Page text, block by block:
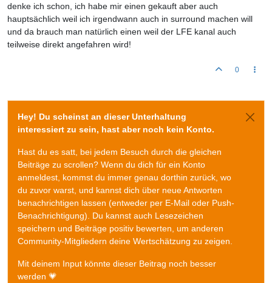
denke ich schon, ich habe mir einen gekauft aber auch
hauptsächlich weil ich irgendwann auch in surround machen will
und da brauch man natürlich einen weil der LFE kanal auch
teilweise direkt angefahren wird!
0
Hey! Du scheinst an dieser Unterhaltung
interessiert zu sein, hast aber noch kein Konto.
Hast du es satt, bei jedem Besuch durch die gleichen
Beiträge zu scrollen? Wenn du dich für ein Konto
anmeldest, kommst du immer genau dorthin zurück, wo
du zuvor warst, und kannst dich über neue Antworten
benachrichtigen lassen (entweder per E-Mail oder Push-
Benachrichtigung). Du kannst auch Lesezeichen
speichern und Beiträge positiv bewerten, um anderen
Community-Mitgliedern deine Wertschätzung zu zeigen.
Mit deinem Input könnte dieser Beitrag noch besser
werden 💗